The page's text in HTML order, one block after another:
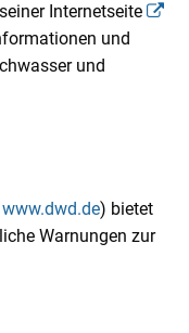
Internetseite
und
und
www.dwd.de) bietet
Warnungen zur